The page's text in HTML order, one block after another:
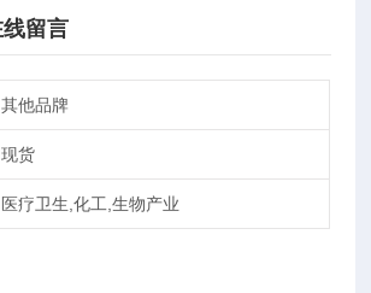
留言
其他品牌
现货
医疗卫生,化工,生物产业